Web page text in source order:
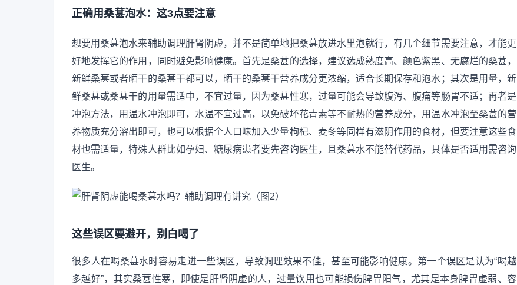
正确用桑葚泡水：这3点要注意
想要用桑葚泡水来辅助调理肝肾阴虚，并不是简单地把桑葚放进水里泡就行，有几个细节需要注意，才能更
好地发挥它的作用，同时避免影响健康。首先是桑葚的选择，建议选成熟度高、颜色紫黑、无腐烂的桑葚，
新鲜桑葚或者晒干的桑葚干都可以，晒干的桑葚干营养成分更浓缩，适合长期保存和泡水；其次是用量，新
鲜桑葚或桑葚干的用量需适中，不宜过量，因为桑葚性寒，过量可能会导致腹泻、腹痛等肠胃不适；再者是
冲泡方法，用温水冲泡即可，水温不宜过高，以免破坏花青素等不耐热的营养成分，用温水冲泡至桑葚的营
养物质充分溶出即可，也可以根据个人口味加入少量枸杞、麦冬等同样有滋阴作用的食材，但要注意这些食
材也需适量，特殊人群比如孕妇、糖尿病患者要先咨询医生，且桑葚水不能替代药品，具体是否适用需咨询
医生。
这些误区要避开，别白喝了
很多人在喝桑葚水时容易走进一些误区，导致调理效果不佳，甚至可能影响健康。第一个误区是认为“喝越
多越好”，其实桑葚性寒，即使是肝肾阴虚的人，过量饮用也可能损伤脾胃阳气，尤其是本身脾胃虚弱、容